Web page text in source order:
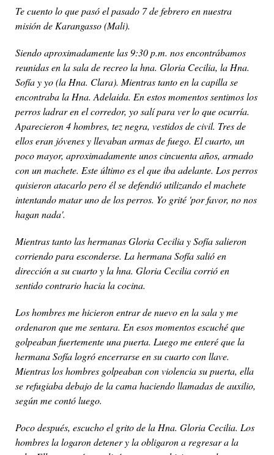
Te cuento lo que pasó el pasado 7 de febrero en nuestra
misión de Karangasso (Mali).
Siendo aproximadamente las 9:30 p.m. nos encontrábamos
reunidas en la sala de recreo la hna. Gloria Cecilia, la Hna.
Sofía y yo (la Hna. Clara). Mientras tanto en la capilla se
encontraba la Hna. Adelaida. En estos momentos sentimos los
perros ladrar en el corredor, yo salí para ver lo que ocurría.
Aparecieron 4 hombres, tez negra, vestidos de civil. Tres de
ellos eran jóvenes y llevaban armas de fuego. El cuarto, un
poco mayor, aproximadamente unos cincuenta años, armado
con un machete. Este último es el que iba adelante. Los perros
quisieron atacarlo pero él se defendió utilizando el machete
intentando matar uno de los perros. Yo grité 'por favor, no nos
hagan nada'.
Mientras tanto las hermanas Gloria Cecilia y Sofía salieron
corriendo para esconderse. La hermana Sofía salió en
dirección a su cuarto y la hna. Gloria Cecilia corrió en
sentido contrario hacia la cocina.
Los hombres me hicieron entrar de nuevo en la sala y me
ordenaron que me sentara. En esos momentos escuché que
golpeaban fuertemente una puerta. Luego me enteré que la
hermana Sofía logró encerrarse en su cuarto con llave.
Mientras los hombres golpeaban con violencia su puerta, ella
se refugiaba debajo de la cama haciendo llamadas de auxilio,
según me contó luego.
Poco después, escucho el grito de la Hna. Gloria Cecilia. Los
hombres la logaron detener y la obligaron a regresar a la